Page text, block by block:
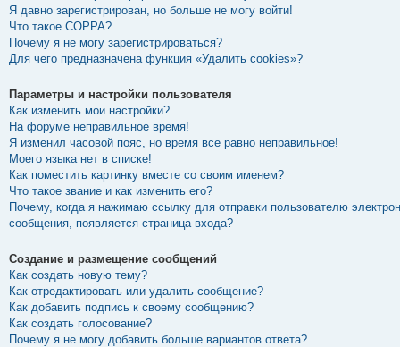
Я давно зарегистрирован, но больше не могу войти!
Что такое COPPA?
Почему я не могу зарегистрироваться?
Для чего предназначена функция «Удалить cookies»?
Параметры и настройки пользователя
Как изменить мои настройки?
На форуме неправильное время!
Я изменил часовой пояс, но время все равно неправильное!
Моего языка нет в списке!
Как поместить картинку вместе со своим именем?
Что такое звание и как изменить его?
Почему, когда я нажимаю ссылку для отправки пользователю
сообщения, появляется страница входа?
Создание и размещение сообщений
Как создать новую тему?
Как отредактировать или удалить сообщение?
Как добавить подпись к своему сообщению?
Как создать голосование?
Почему я не могу добавить больше вариантов ответа?